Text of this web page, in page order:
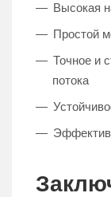
Высокая
Простой
Точное и
потока